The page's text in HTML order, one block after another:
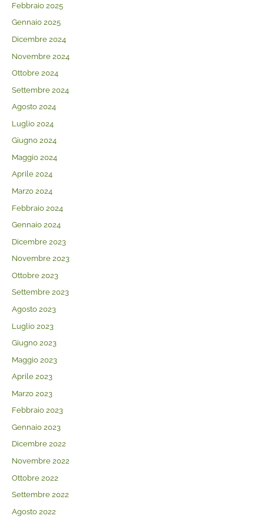
Febbraio 2025
Gennaio 2025
Dicembre 2024
Novembre 2024
Ottobre 2024
Settembre 2024
Agosto 2024
Luglio 2024
Giugno 2024
Maggio 2024
Aprile 2024
Marzo 2024
Febbraio 2024
Gennaio 2024
Dicembre 2023
Novembre 2023
Ottobre 2023
Settembre 2023
Agosto 2023
Luglio 2023
Giugno 2023
Maggio 2023
Aprile 2023
Marzo 2023
Febbraio 2023
Gennaio 2023
Dicembre 2022
Novembre 2022
Ottobre 2022
Settembre 2022
Agosto 2022